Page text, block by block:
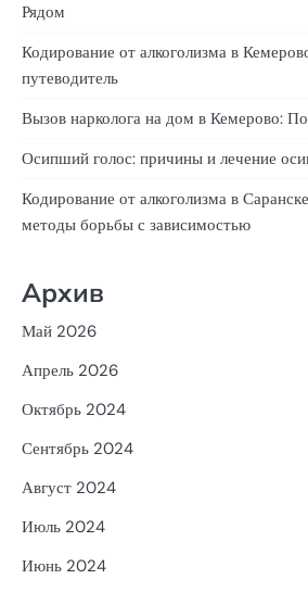
Рядом
Кодирование от алкоголизма в
путеводитель
Вызов нарколога на дом в Кемерово:
Осипший голос: причины и лечение
Кодирование от алкоголизма в
методы борьбы с зависимостью
Архив
Май 2026
Апрель 2026
Октябрь 2024
Сентябрь 2024
Август 2024
Июль 2024
Июнь 2024